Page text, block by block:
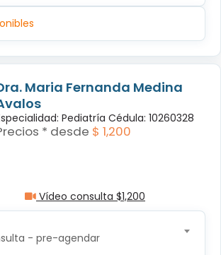
Maria Fernanda Medina
Pediatría Cédula: 10260328
* desde $ 1,200
Vídeo consulta $1,200
- pre-agendar